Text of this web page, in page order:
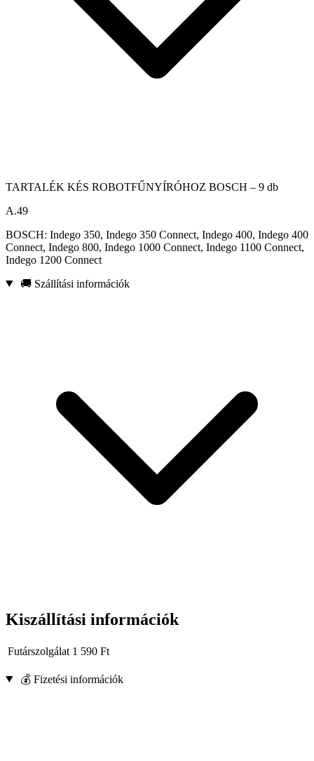
TARTALÉK KÉS ROBOTFŰNYÍRÓHOZ BOSCH – 9 db
A.49
BOSCH: Indego 350, Indego 350 Connect, Indego 400, Indego 400
Connect, Indego 800, Indego 1000 Connect, Indego 1100 Connect,
Indego 1200 Connect
🚚 Szállítási információk
Kiszállítási információk
Futárszolgálat 1 590 Ft
💰 Fizetési információk